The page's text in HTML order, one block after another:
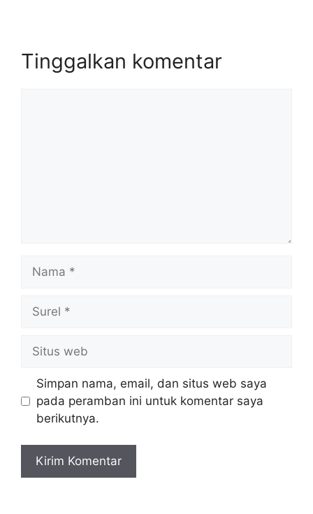
Tinggalkan komentar
web
Simpan nama, email, dan situs web saya
pada peramban ini untuk komentar saya
berikutnya.